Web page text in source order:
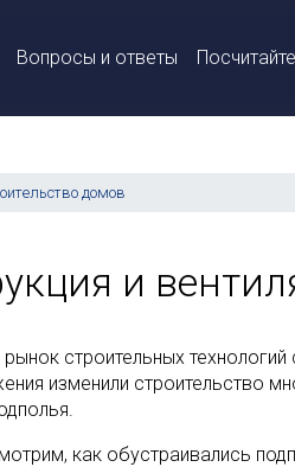
Вопросы и ответы
домов
и
строительных
изменили строительство
как обустраивались